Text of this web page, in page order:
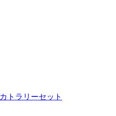
カトラリーセット